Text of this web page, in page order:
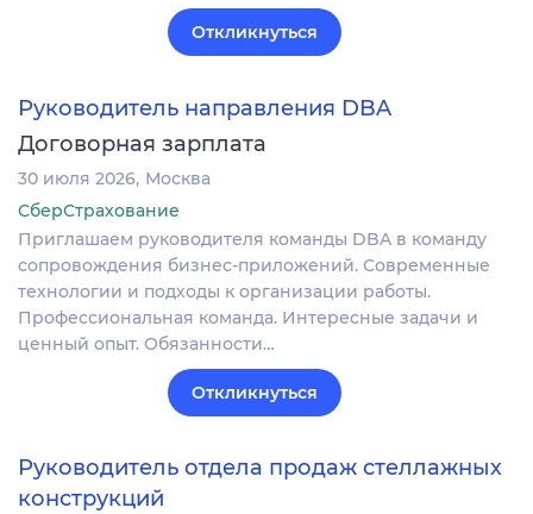
Откликнуться
Руководитель направления DBA
Договорная зарплата
30 июля 2026 Москва
СберСтрахование
Приглашаем руководителя команды DBA в команду
сопровождения бизнес-приложений. Современные
технологии и подходы к организации работы.
Профессиональная команда. Интересные задачи и
ценный опыт. Обязанности…
Откликнуться
Руководитель отдела продаж стеллажных
конструкций